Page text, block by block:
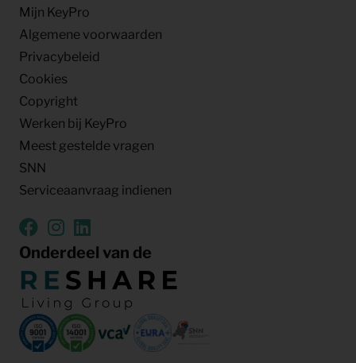
Mijn KeyPro
Algemene voorwaarden
Privacybeleid
Cookies
Copyright
Werken bij KeyPro
Meest gestelde vragen
SNN
Serviceaanvraag indienen
Onderdeel van de